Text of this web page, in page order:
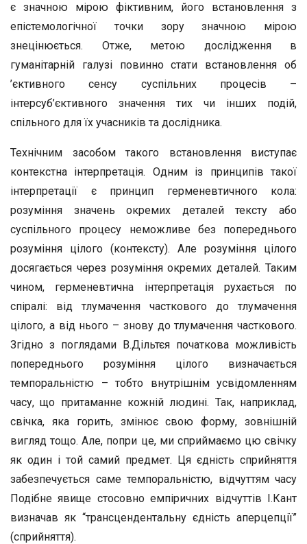
є значною мірою фіктивним, його встановлення з
епістемологічної точки зору значною мірою
знецінюється. Отже, метою дослідження в
гуманітарній галузі повинно стати встановлення об
’єктивного сенсу суспільних процесів –
інтерсуб’єктивного значення тих чи інших подій,
спільного для їх учасників та дослідника.
Технічним засобом такого встановлення виступає
контекстна інтерпретація. Одним із принципів такої
інтерпретації є принцип герменевтичного кола:
розуміння значень окремих деталей тексту або
суспільного процесу неможливе без попереднього
розуміння цілого (контексту). Але розуміння цілого
досягається через розуміння окремих деталей. Таким
чином, герменевтична інтерпретація рухається по
спіралі: від тлумачення часткового до тлумачення
цілого, а від нього – знову до тлумачення часткового.
Згідно з поглядами В.Дільтєя початкова можливість
попереднього розуміння цілого визначається
темпоральністю – тобто внутрішнім усвідомленням
часу, що притаманне кожній людині. Так, наприклад,
свічка, яка горить, змінює свою форму, зовнішній
вигляд тощо. Але, попри це, ми сприймаємо цю свічку
як один і той самий предмет. Ця єдність сприйняття
забезпечується саме темпоральністю, відчуттям часу
Подібне явище стосовно емпіричних відчуттів І.Кант
визначав як “трансцендентальну єдність аперцепції”
(сприйняття).